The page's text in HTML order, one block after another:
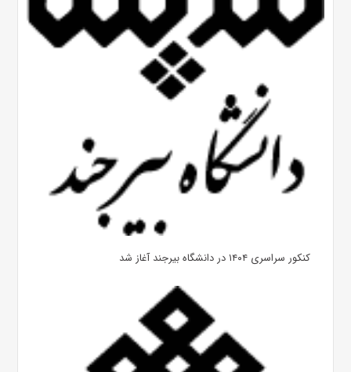
کنکور سراسری ۱۴۰۴ در دانشگاه بیرجند آغاز شد